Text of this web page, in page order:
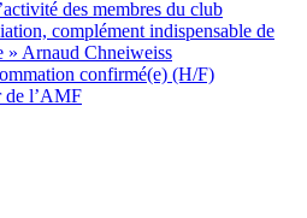
des membres du club
complément indispensable de
» Arnaud Chneiweiss
confirmé(e) (H/F)
de l’AMF